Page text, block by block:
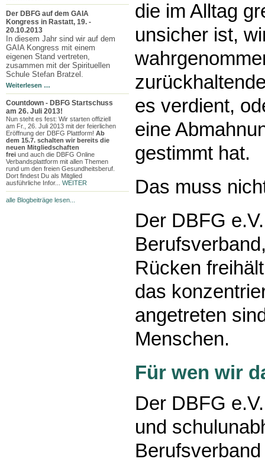
Der DBFG auf dem GAIA
Kongress in Rastatt, 19. -
20.10.2013
In diesem Jahr sind wir auf dem
GAIA Kongress mit einem
eigenen Stand vertreten,
zusammen mit der Spirituellen
Schule Stefan Bratzel.
Weiterlesen …
Countdown - DBFG Startschuss
am 26. Juli 2013!
Nun steht es fest: Wir starten offiziell
am Fr., 26. Juli 2013 mit der feierlichen
Eröffnung der DBFG Plattform! Ab
dem 15.7. schalten wir bereits die
neuen Mitgliedschaften
frei und auch die DBFG Online
Verbandsplattform mit allen Themen
rund um den freien Gesundheitsberuf.
Dort findest Du als Mitglied
ausführliche Infor... WEITER
alle Blogbeiträge lesen...
die im Alltag
unsicher ist,
es verdient,
eine
gestimmt hat.
Das muss
Der DBFG
Rücken
das
angetreten
Menschen.
Für wen wir
Der DBFG
und